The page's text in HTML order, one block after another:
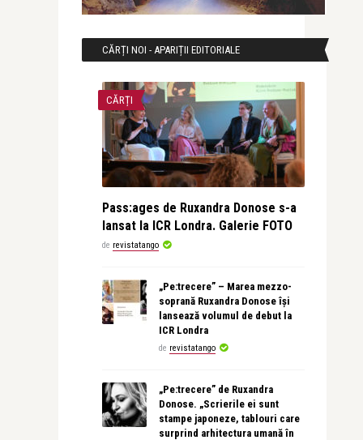
CĂRȚI NOI - APARIȚII EDITORIALE
CĂRȚI
Pass:ages de Ruxandra Donose s-a
lansat la ICR Londra. Galerie FOTO
de revistatango
„Pe:trecere” – Marea mezzo-
soprană Ruxandra Donose își
lansează volumul de debut la
ICR Londra
de revistatango
„Pe:trecere” de Ruxandra
Donose. „Scrierile ei sunt
stampe japoneze, tablouri care
surprind arhitectura umană în